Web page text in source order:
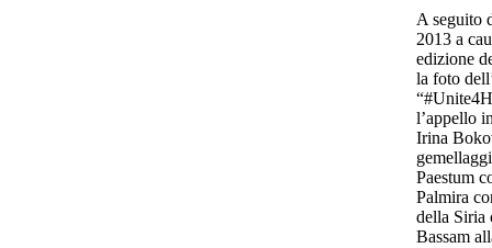
A seguito
2013 a
edizione
la foto
l’appello
Irina
Paestum
Palmira
della Siria
Bassam